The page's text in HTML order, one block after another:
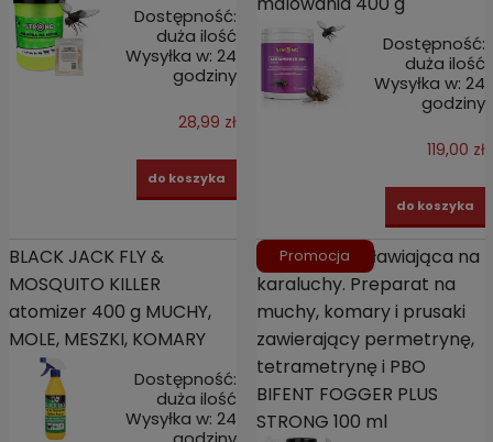
Dostępność:
duża ilość
Wysyłka w: 24
godziny
28,99 zł
do koszyka
Dostępność:
duża ilość
Wysyłka w: 24
godziny
119,00 zł
do koszyka
BLACK JACK FLY &
MOSQUITO KILLER
atomizer 400 g MUCHY,
MOLE, MESZKI, KOMARY
Dostępność:
duża ilość
Wysyłka w: 24
Bomba zamgławiająca na
karaluchy. Preparat na
muchy, komary i prusaki
zawierający permetrynę,
tetrametrynę i PBO
BIFENT FOGGER PLUS
STRONG 100 ml
Promocja